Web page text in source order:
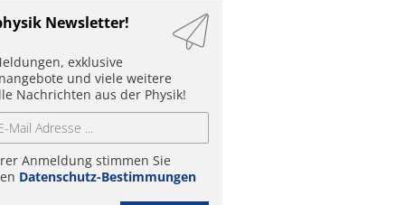
Newsletter!
exklusive
und viele weitere
Nachrichten aus der Physik!
Anmeldung stimmen Sie
Datenschutz-Bestimmungen